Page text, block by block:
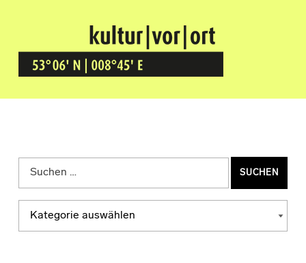
Kultur Vor Ort
BREMEN GRÖPELINGEN
Suchen nach:
KATEGORIEN
Kategorien